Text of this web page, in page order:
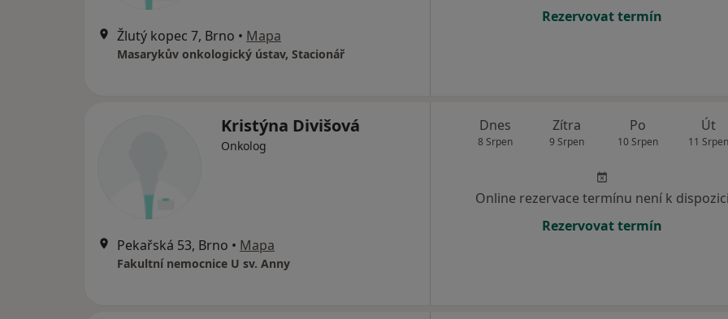
Žlutý kopec 7, Brno • Mapa
Masarykův onkologický ústav, Stacionář
Rezervovat termín
Kristýna Divišová
Onkolog
Pekařská 53, Brno • Mapa
Fakultní nemocnice U sv. Anny
Dnes
8 Srpen
Zítra
9 Srpen
Po
10 Srpen
Út
11 Srpen
Online rezervace termínu není k dispozici
Rezervovat termín